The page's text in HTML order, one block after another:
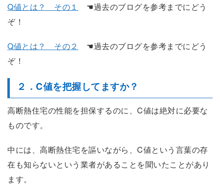
Q値とは？ その１
☚過去のブログを参考までにどう
ぞ！
Q値とは？ その２
☚過去のブログを参考までにどう
ぞ！
２．C値を把握してますか？
高断熱住宅の性能を担保するのに、C値は絶対に必要な
ものです。
中には、高断熱住宅を謳いながら、C値という言葉の存
在も知らないという業者があることを聞いたことがあり
ます。